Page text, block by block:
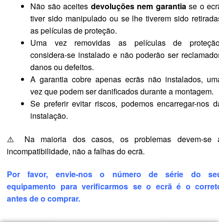
Não são aceites devoluções nem garantiase o
tiver sido manipulado ou se lhe tiverem sido
as películas de proteção.
Uma vez removidas as películas de
considera-se instalado e não poderão ser
danos ou defeitos.
A garantia cobre apenas ecrãs não instalados,
vez que podem ser danificados durante a montagem.
Se preferir evitar riscos, podemos encarregar-nos
instalação.
⚠️ Na maioria dos casos, os problemas devem-se
incompatibilidade, não a falhas do ecrã.
Por favor, envie-nos o número de série do
equipamento para verificarmos se o ecrã é o
antes de o comprar.